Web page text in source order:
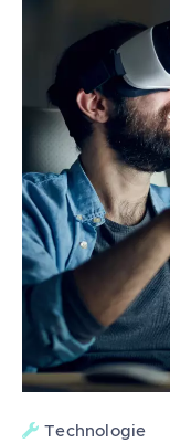
Technologie